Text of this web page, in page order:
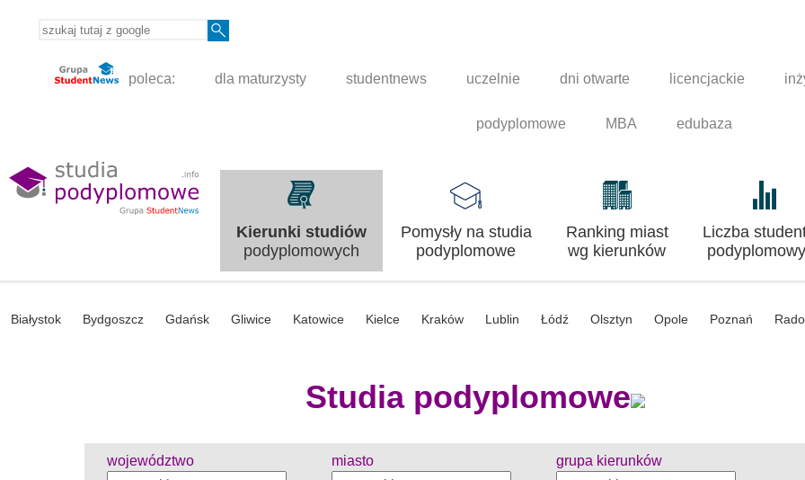
poleca: dla maturzysty studentnews uczelnie dni otwarte licencjackie
podyplomowe MBA edubaza
Kierunki studiów
podyplomowych
Pomysły na studia
podyplomowe
Ranking miast
wg kierunków
Liczba
Białystok Bydgoszcz Gdańsk Gliwice Katowice Kielce Kraków Lublin Łódź Olsztyn Opole Poznań
Studia podyplomowe
województwo miasto grupa kierunków